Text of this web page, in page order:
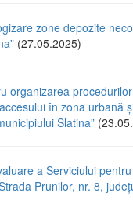
zone depozite
(27.05.2025)
organizarea
în zona urbană
Slatina”
a Serviciului pentru
Prunilor, nr. 8,